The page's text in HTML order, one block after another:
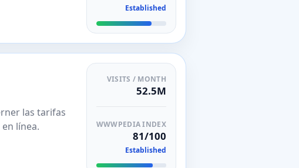
Established
las tarifas
línea.
VISITS / MONTH
52.5M
WWWPEDIA INDEX
81/100
Established